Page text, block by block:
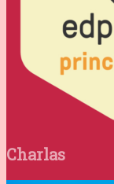
Charlas